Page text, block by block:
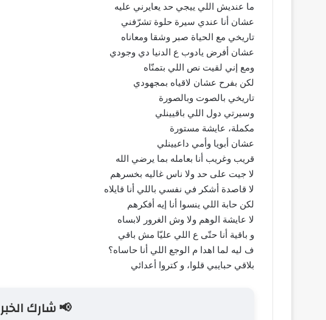
ما عنديش اللي ييجي حد يعايرني عليه
عشان أنا عندي سيرة حلوة تشرّفني
تاريخي مع الحياة صبر وشقا ومعاناه
عشان أفرض يادوب ع الدنيا دي وجودي
ومع إني لقيت نص اللي بتمنّاه
لكن بفرح عشان لاقياه بمجهودي
تاريخي بالصوت وبالصورة
وسيرتي دول اللي باقيينلي
مكملة، عايشة مستورة
عشان أبويا وأمي داعيينلي
قريب وغريب أنا بعامله بما يرضي الله
لا جيت على حد ولا ناس غاليه بخسرهم
لا قاصدة أشكر في نفسي باللي أنا قايلاه
لكن حابة اللي ينسوا أنا إيه أفكرهم
لا عايشة الوهم ولا وش الغرور لابساه
و باقية أنا حتّى ع اللي عليّا مش باقي
ف ليه لما اهدا م الوجع اللي أنا حاساه؟
بلاقي حبايبي قلوا، و كتروا أعدائي
📢 شارك الخبر